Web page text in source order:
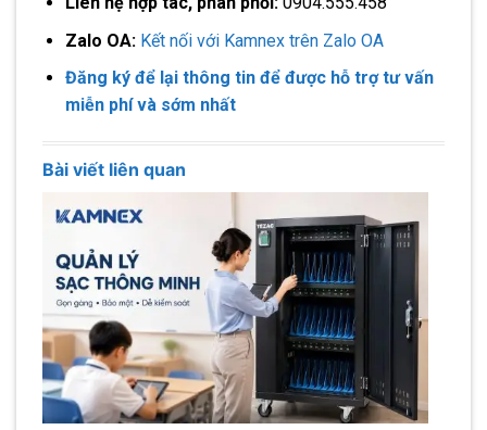
Zalo OA: Kết nối với Kamnex trên Zalo OA
Đăng ký để lại thông tin để được hỗ trợ tư vấn
miễn phí và sớm nhất
Bài viết liên quan